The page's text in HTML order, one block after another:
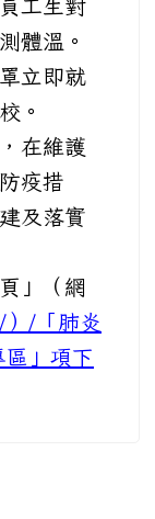
工生對
體溫。
立即就
。
在維護
疫措
及落實
」（網
/「肺炎
」項下